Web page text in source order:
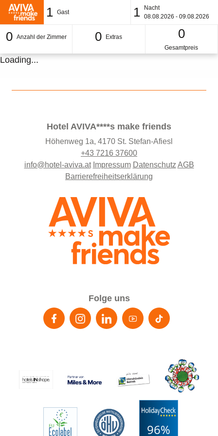
1 Gast 1
Nacht
08.08.2026 - 09.08.2026
0 Anzahl der Zimmer 0 Extras 0
Gesamtpreis
Loading...
Hotel AVIVA****s make friends
Höhenweg 1a, 4170 St. Stefan-Afiesl
+43 7216 37600
info@hotel-aviva.at Impressum Datenschutz AGB
Barrierefreiheitserklärung
Folge uns
96%